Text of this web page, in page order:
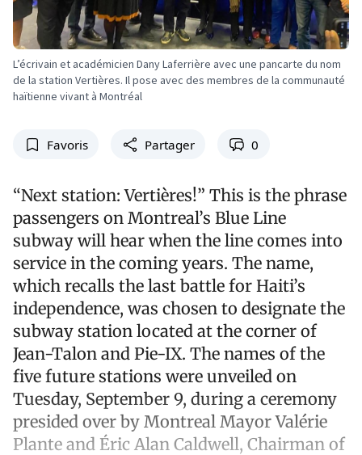
L’écrivain et académicien Dany Laferrière avec une pancarte du nom
de la station Vertières. Il pose avec des membres de la communauté
haïtienne vivant à Montréal
Favoris Partager 0
“Next station: Vertières!” This is the phrase
passengers on Montreal’s Blue Line
subway will hear when the line comes into
service in the coming years. The name,
which recalls the last battle for Haiti’s
independence, was chosen to designate the
subway station located at the corner of
Jean-Talon and Pie-IX. The names of the
five future stations were unveiled on
Tuesday, September 9, during a ceremony
presided over by Montreal Mayor Valérie
Plante and Éric Alan Caldwell, Chairman of